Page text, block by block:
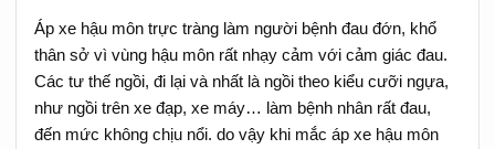
Áp xe hậu môn trực tràng làm người bệnh đau đớn, khổ
thân sở vì vùng hậu môn rất nhạy cảm với cảm giác đau.
Các tư thế ngồi, đi lại và nhất là ngồi theo kiểu cưỡi ngựa,
như ngồi trên xe đạp, xe máy… làm bệnh nhân rất đau,
đến mức không chịu nổi. do vậy khi mắc áp xe hậu môn